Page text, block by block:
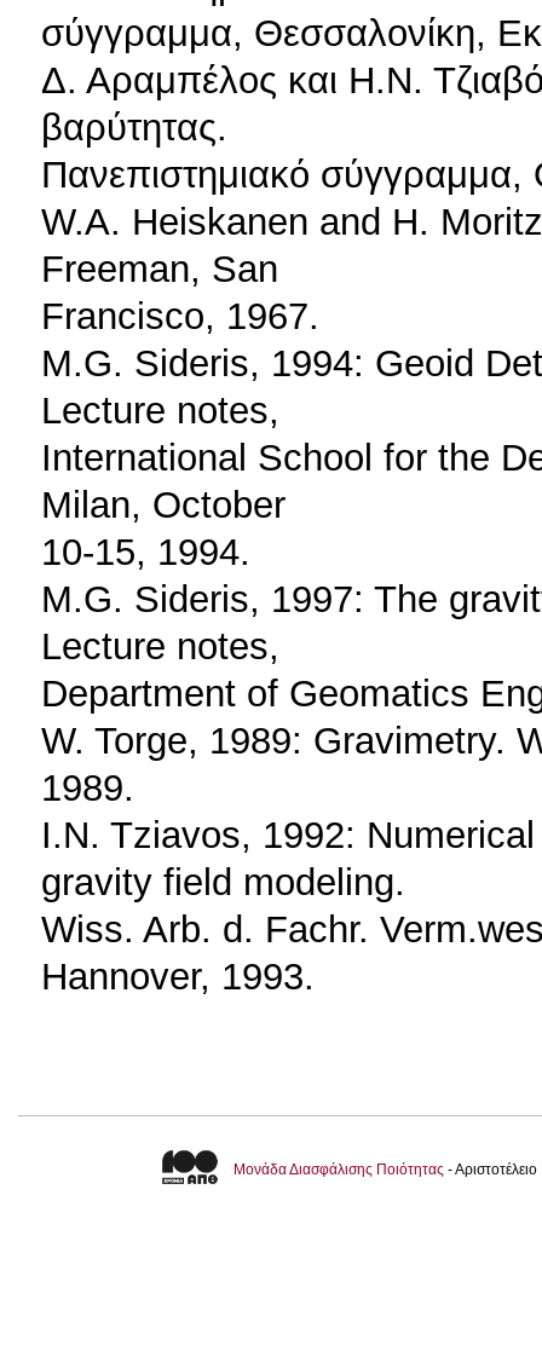
σύγγραμμα, Θεσσαλονίκη,
Δ. Αραμπέλος και Η.Ν.
βαρύτητας.
Πανεπιστημιακό
W.A. Heiskanen and H.
Freeman, San
Francisco, 1967.
M.G. Sideris, 1994: Geoid
Lecture notes,
International School for the
Milan, October
10‐15, 1994.
M.G. Sideris, 1997: The
Lecture notes,
Department of Geomatics
W. Torge, 1989: Gravimetry.
1989.
I.N. Tziavos, 1992:
gravity field modeling.
Wiss. Arb. d. Fachr.
Hannover, 1993.
Μονάδα Διασφάλισης Ποιότητας -